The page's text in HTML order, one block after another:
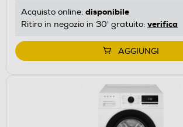
Acquisto online: disponibile
Ritiro in negozio in 30' gratuito: verifica
AGGIUNGI